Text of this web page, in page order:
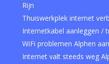
Rijn
Thuiswerkplek internet
Internetkabel aanleggen /
WiFi problemen Alphen
Internet valt steeds weg